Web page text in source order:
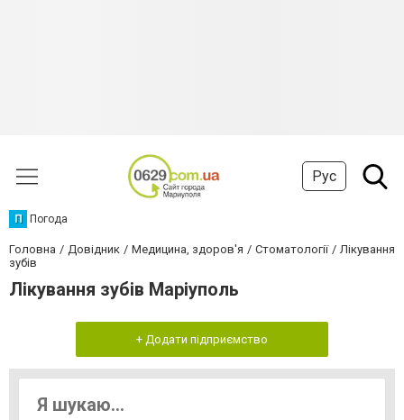
Рус
П Погода
Головна Довідник Медицина, здоров'я Стоматології
Лікування
зубів
Лікування зубів Маріуполь
+ Додати підприємство